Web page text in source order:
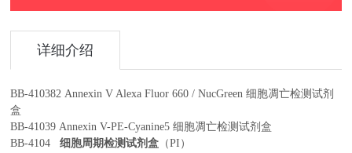
详细介绍
BB-410382 Annexin V Alexa Fluor 660 / NucGreen细胞凋亡检测试剂
盒
BB-41039 Annexin V-PE-Cyanine5细胞凋亡检测试剂盒
BB-4104
细胞周期检测试剂盒 （PI ）